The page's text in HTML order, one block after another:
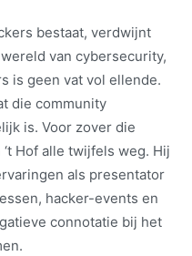
bestaat, verdwijnt
van cybersecurity,
is geen vat vol ellende.
die community
is. Voor zover die
Hof alle twijfels weg. Hij
als presentator
hacker-events en
connotatie bij het